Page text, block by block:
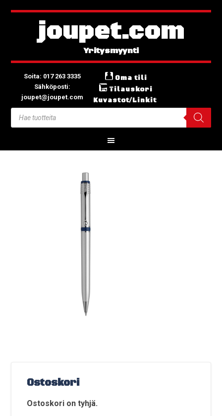
joupet.com
Soita: 017 263 3335
Sähköposti:
joupet@joupet.com
Oma tili
Tilauskori
Kuvastot/Linkit
Ostoskori
Ostoskori on tyhjä.